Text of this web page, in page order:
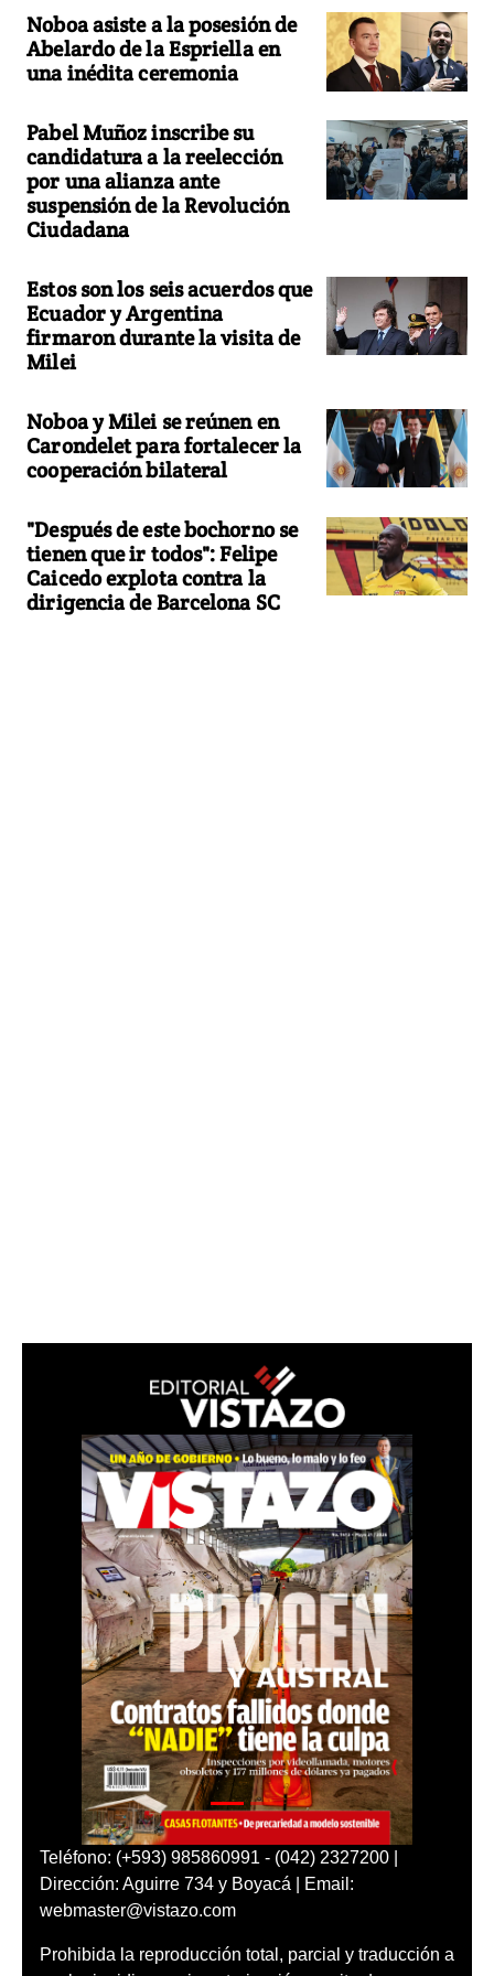
Noboa asiste a la posesión de
Abelardo de la Espriella en
una inédita ceremonia
Pabel Muñoz inscribe su
candidatura a la reelección
por una alianza ante
suspensión de la Revolución
Ciudadana
Estos son los seis acuerdos que
Ecuador y Argentina
firmaron durante la visita de
Milei
Noboa y Milei se reúnen en
Carondelet para fortalecer la
cooperación bilateral
"Después de este bochorno se
tienen que ir todos": Felipe
Caicedo explota contra la
dirigencia de Barcelona SC
Teléfono: (+593) 985860991 - (042) 2327200 |
Dirección: Aguirre 734 y Boyacá | Email:
webmaster@vistazo.com
Prohibida la reproducción total, parcial y traducción a